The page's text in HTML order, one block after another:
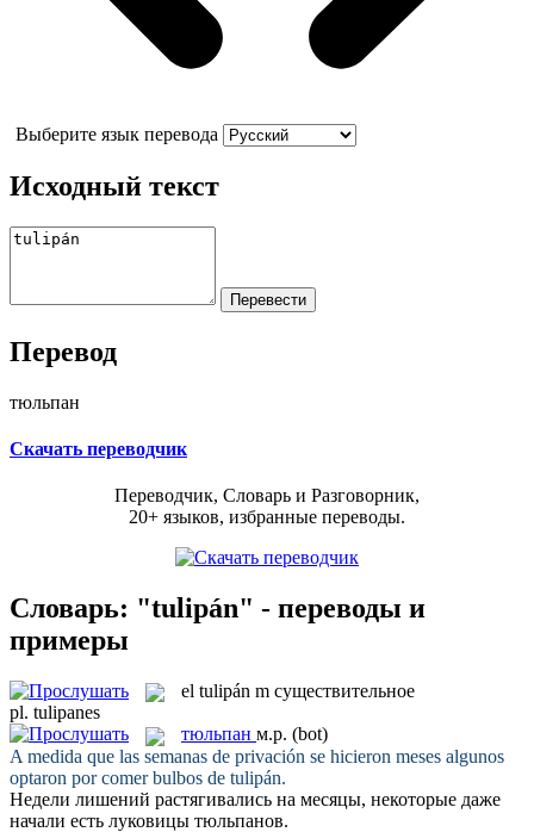
Выберите язык перевода
Исходный текст
Перевод
тюльпан
Скачать переводчик
Переводчик, Словарь и Разговорник,
20+ языков, избранные переводы.
Словарь: "tulipán" - переводы и
примеры
el tulipán m существительное
pl. tulipanes
тюльпан м.р. (bot)
A medida que las semanas de privación se hicieron meses algunos
optaron por comer bulbos de tulipán.
Недели лишений растягивались на месяцы, некоторые даже
начали есть луковицы тюльпанов.